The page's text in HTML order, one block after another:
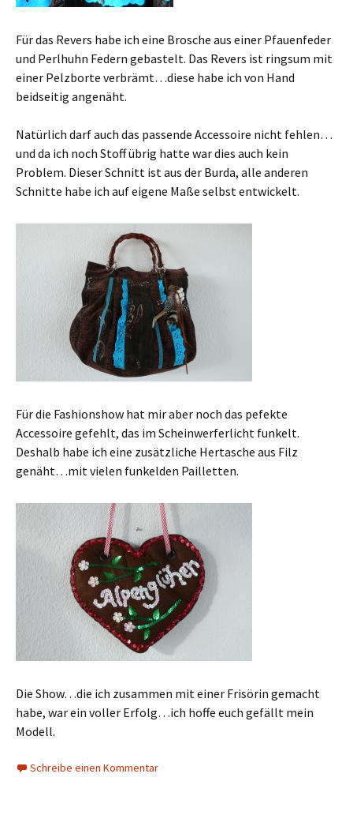
Für das Revers habe ich eine Brosche aus einer Pfauenfeder
und Perlhuhn Federn gebastelt. Das Revers ist ringsum mit
einer Pelzborte verbrämt…diese habe ich von Hand
beidseitig angenäht.
Natürlich darf auch das passende Accessoire nicht fehlen…
und da ich noch Stoff übrig hatte war dies auch kein
Problem. Dieser Schnitt ist aus der Burda, alle anderen
Schnitte habe ich auf eigene Maße selbst entwickelt.
Für die Fashionshow hat mir aber noch das pefekte
Accessoire gefehlt, das im Scheinwerferlicht funkelt.
Deshalb habe ich eine zusätzliche Hertasche aus Filz
genäht…mit vielen funkelden Pailletten.
Die Show…die ich zusammen mit einer Frisörin gemacht
habe, war ein voller Erfolg…ich hoffe euch gefällt mein
Modell.
Schreibe einen Kommentar